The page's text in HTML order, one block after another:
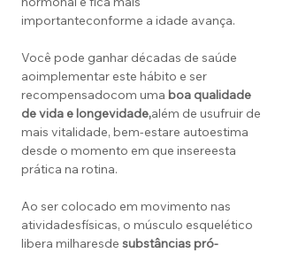
importanteconforme a idade avança.
Você pode ganhar décadas de saúde
aoimplementar este hábito e ser
recompensadocom uma boa qualidade
de vida e longevidade,além de usufruir de
mais vitalidade, bem-estare autoestima
desde o momento em que insereesta
prática na rotina.
Ao ser colocado em movimento nas
atividadesfísicas, o músculo esquelético
libera milharesde substâncias pró-